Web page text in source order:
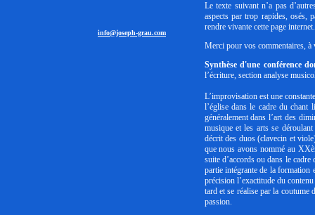
info@joseph-grau.com
Le texte suivant n’a pas
aspects par trop rapides, osés,
rendre vivante cette page internet.
Merci pour vos commentaires, à
Synthèse d'une conférence
l’écriture, section analyse
L’improvisation est une
l’église dans le cadre du chant
généralement dans l’art des
musique et les arts se
décrit des duos (clavecin et
que nous avons nommé au
suite d’accords ou dans le
partie intégrante de la formation
précision l’exactitude du
tard et se réalise par la
passion.